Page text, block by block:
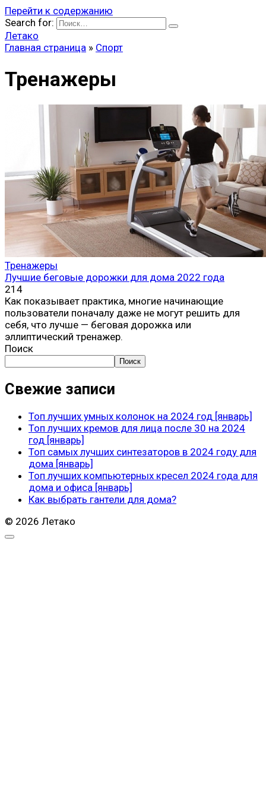
Перейти к содержанию
Search for:
Летако
Главная страница » Спорт
Тренажеры
Тренажеры
Лучшие беговые дорожки для дома 2022 года
214
Как показывает практика, многие начинающие
пользователи поначалу даже не могут решить для
себя, что лучше — беговая дорожка или
эллиптический тренажер.
Поиск
Поиск
Свежие записи
Топ лучших умных колонок на 2024 год [январь]
Топ лучших кремов для лица после 30 на 2024
год [январь]
Топ самых лучших синтезаторов в 2024 году для
дома [январь]
Топ лучших компьютерных кресел 2024 года для
дома и офиса [январь]
Как выбрать гантели для дома?
© 2026 Летако